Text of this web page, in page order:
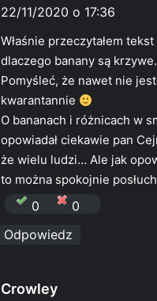
i
e
:
22/11/2020 o 17:36
Właśnie przeczytałem
dlaczego banany są
Pomyśleć, że nawet nie
kwarantannie
O bananach i różnicach w
opowiadał ciekawie pan
że wielu ludzi… Ale jak
to można spokojnie
0
0
Odpowiedz
Crowley